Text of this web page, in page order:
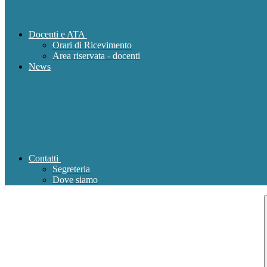
Docenti e ATA
Orari di Ricevimento
Area riservata - docenti
News
Contatti
Segreteria
Dove siamo